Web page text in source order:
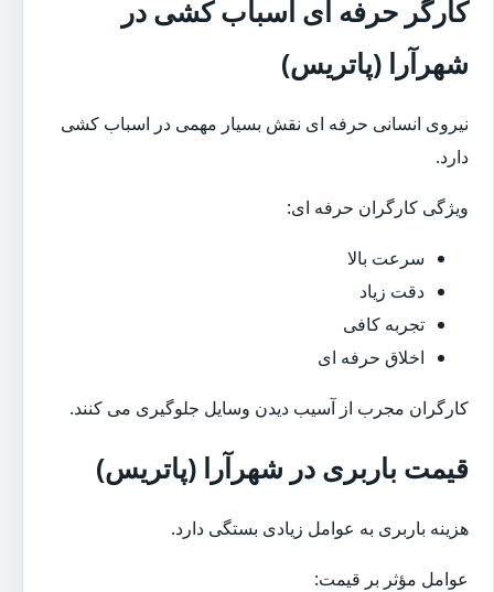
کارگر حرفه ای اسباب کشی در
شهرآرا (پاتریس)
نیروی انسانی حرفه ای نقش بسیار مهمی در اسباب کشی
دارد.
ویژگی کارگران حرفه ای:
سرعت بالا
دقت زیاد
تجربه کافی
اخلاق حرفه ای
کارگران مجرب از آسیب دیدن وسایل جلوگیری می کنند.
قیمت باربری در شهرآرا (پاتریس)
هزینه باربری به عوامل زیادی بستگی دارد.
عوامل مؤثر بر قیمت: